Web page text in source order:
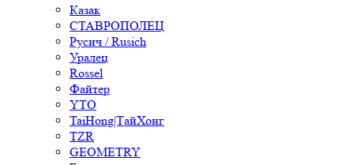
Казак
СТАВРОПОЛЕЦ
Русич / Rusich
Уралец
Rossel
Файтер
YTO
TaiHong|ТайХонг
TZR
GEOMETRY